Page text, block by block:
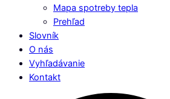
Mapa spotreby tepla
Prehľad
Slovník
O nás
Vyhľadávanie
Kontakt